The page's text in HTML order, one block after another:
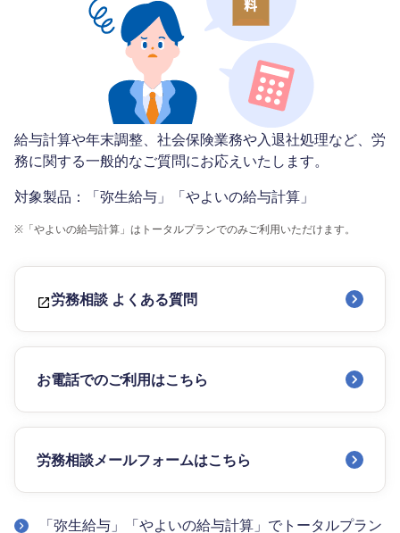
給与計算や年末調整、社会保険業務や入退社処理など、労
務に関する一般的なご質問にお応えいたします。
対象製品：「弥生給与」「やよいの給与計算」
※ 「やよいの給与計算」はトータルプランでのみご利用いただけます。
労務相談 よくある質問
お電話でのご利用はこちら
労務相談メールフォームはこちら
「弥生給与」「やよいの給与計算」でトータルプラン